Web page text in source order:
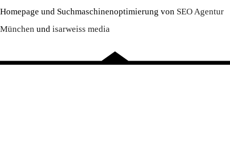
Homepage und Suchmaschinenoptimierung von SEO Agentur
München und isarweiss media